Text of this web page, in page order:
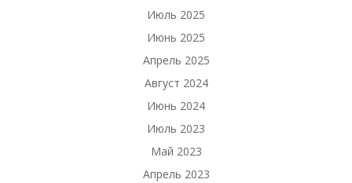
Июль 2025
Июнь 2025
Апрель 2025
Август 2024
Июнь 2024
Июль 2023
Май 2023
Апрель 2023